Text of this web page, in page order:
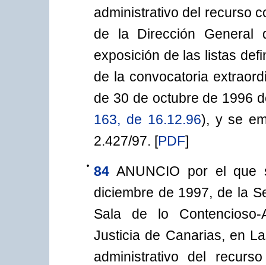
administrativo del recurso
de la Dirección
exposición de las listas
de la convocatoria
de 30 de octubre de 1996
163, de 16.12.96), y se
2.427/97. [PDF]
84 ANUNCIO por el
diciembre de 1997, de la
Sala de lo Contencioso-
Justicia de Canarias, en
administrativo del